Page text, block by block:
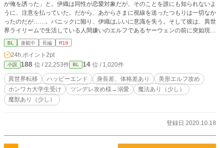
が俺を誘った」と。伊織は同性が恋愛対象だが、そのことを誰にも知られないよ
うに、注意を払っていた。だから、あからさまに視線を送ったつもりは一切なか
ったのだが……。パニックに陥り、伊織はふいに意識を失う。そして彼は、異世
界ライリームで生活している人間嫌いのエルフであるヤーウェンの前に突如現れ
る。伊織は不機嫌も露わなヤーウェンに舌打ち交じりで世話をされるが、乱暴な
物言いには気遣いが感じられ、なんだかんだと心配されて過ごしている。やがて
伊織は、そんなヤーウェンに惹かれていく。一方ヤーウェンは、人間嫌いな自分
が無意識のうちにあれこれと青年の世話をしていることに戸惑っていた。そんな
ある日、ヤーウェンが人間嫌いだと知った伊織が、ここから出て行くと告げ
て……。
BL 連載中 長編 R18
24h.ポイント 2pt
小説 188 位 / 22,253件 BL 14 位 / 1,020件
異世界転移 ハッピーエンド 身長差、体格差あり
美形エルフ攻め
ホンワカ大学生受け
ツンデレ攻め様→溺愛
魔法あり（少し）
魔獣あり（少し）
登録日 2020.10.18